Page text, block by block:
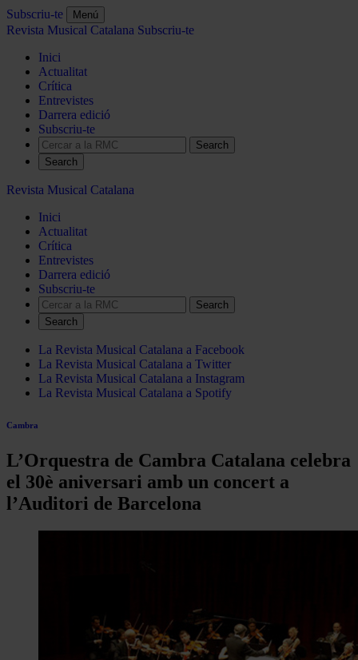
Subscriu-te Menú
Revista Musical Catalana Subscriu-te
Inici
Actualitat
Crítica
Entrevistes
Darrera edició
Subscriu-te
Search
Revista Musical Catalana
Inici
Actualitat
Crítica
Entrevistes
Darrera edició
Subscriu-te
Search
La Revista Musical Catalana a Facebook
La Revista Musical Catalana a Twitter
La Revista Musical Catalana a Instagram
La Revista Musical Catalana a Spotify
Cambra
L’Orquestra de Cambra Catalana celebra
el 30è aniversari amb un concert a
l’Auditori de Barcelona